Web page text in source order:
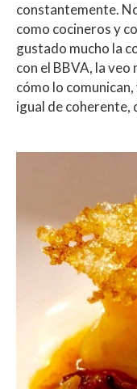
constantemente.
como cocineros y
gustado mucho la
con el BBVA, la
cómo lo
igual de coherente,